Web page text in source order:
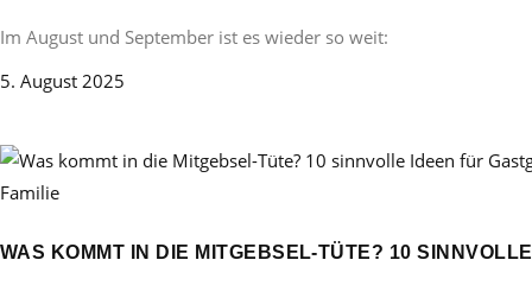
Im August und September ist es wieder so weit:
5. August 2025
Familie
WAS KOMMT IN DIE MITGEBSEL-TÜTE? 10